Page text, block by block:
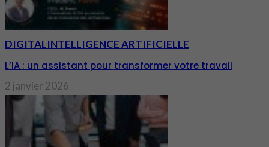
DIGITALINTELLIGENCE ARTIFICIELLE
L’IA : un assistant pour transformer votre travail
2 janvier 2026